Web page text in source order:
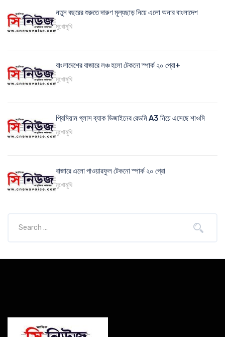
নতুন বছরের শুরুতে দারুণ মূল্যছাড় নিয়ে এলো অনার বাংলাদেশ
মুখোমুখি
বাংলাদেশের বাজারে লঞ্চ হলো টেকনো স্পার্ক ২০ প্রো+
মুখোমুখি
প্রিমিয়াম গ্লাস ব্যাক ডিজাইনের রেডমি A3 নিয়ে এসেছে শাওমি
মুখোমুখি
বাজারে এলো পাওয়ারফুল টেকনো স্পার্ক ২০ প্রো
মুখোমুখি